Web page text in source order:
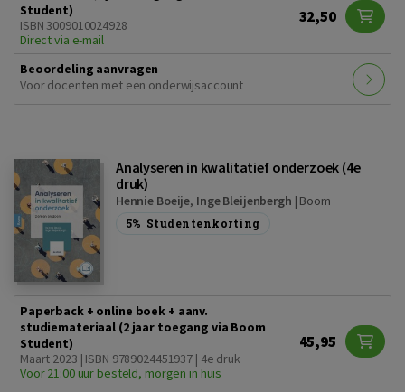
Student)
ISBN 3009010024928
Direct via e-mail
32,50
Beoordeling aanvragen
Voor docenten met een onderwijsaccount
Analyseren in kwalitatief onderzoek (4e
druk)
Hennie Boeije, Inge Bleijenbergh | Boom
5% Studentenkorting
Paperback + online boek + aanv.
studiemateriaal (2 jaar toegang via Boom
Student)
Maart 2023 | ISBN 9789024451937 | 4e druk
Voor 21:00 uur besteld, morgen in huis
45,95